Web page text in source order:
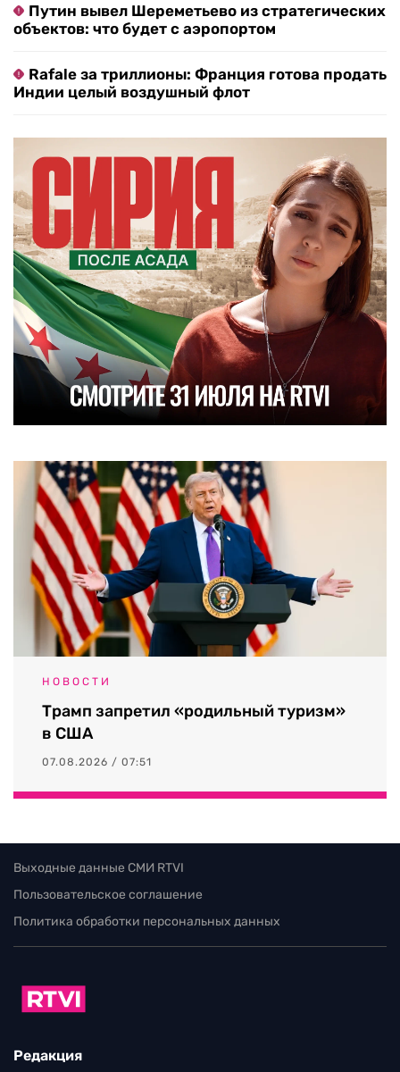
Путин вывел Шереметьево из стратегических
объектов: что будет с аэропортом
Rafale за триллионы: Франция готова продать
Индии целый воздушный флот
НОВОСТИ
Трамп запретил «родильный туризм»
в США
07.08.2026 / 07:51
Выходные данные СМИ RTVI
Пользовательское соглашение
Политика обработки персональных данных
Редакция